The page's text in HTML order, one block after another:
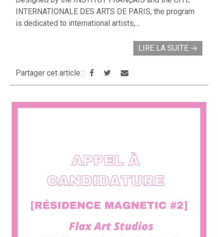
INTERNATIONALE DES ARTS DE PARIS, the program
is dedicated to international artists,…
LIRE LA SUITE →
Partager cet article :